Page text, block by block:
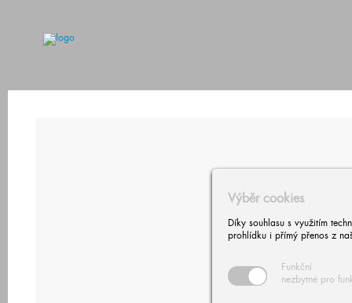
Výběr cookies
Díky souhlasu s využitím
prohlídku i přímý přenos z
Funkční
nezbytné pro